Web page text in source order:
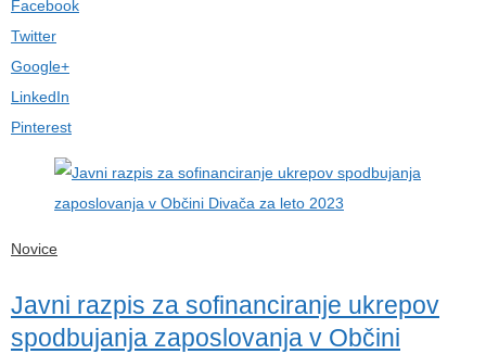
Facebook
Twitter
Google+
LinkedIn
Pinterest
Novice
Javni razpis za sofinanciranje ukrepov
spodbujanja zaposlovanja v Občini